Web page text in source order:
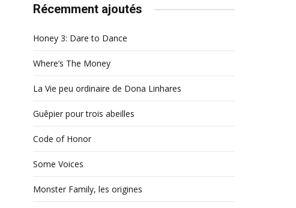
Récemment ajoutés
Honey 3: Dare to Dance
Where’s The Money
La Vie peu ordinaire de Dona Linhares
Guêpier pour trois abeilles
Code of Honor
Some Voices
Monster Family, les origines